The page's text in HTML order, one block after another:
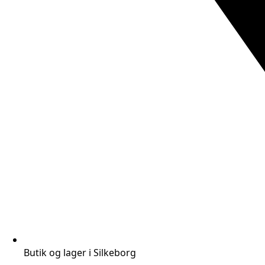
Butik og lager i Silkeborg